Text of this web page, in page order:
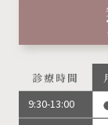
9:30-13:00